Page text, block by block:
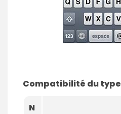
Compatibilité du type
N